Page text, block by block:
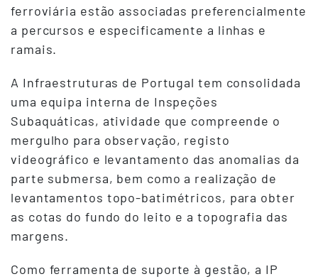
ferroviária estão associadas preferencialmente
a percursos e especificamente a linhas e
ramais.
A Infraestruturas de Portugal tem consolidada
uma equipa interna de Inspeções
Subaquáticas, atividade que compreende o
mergulho para observação, registo
videográfico e levantamento das anomalias da
parte submersa, bem como a realização de
levantamentos topo-batimétricos, para obter
as cotas do fundo do leito e a topografia das
margens.
Como ferramenta de suporte à gestão, a IP